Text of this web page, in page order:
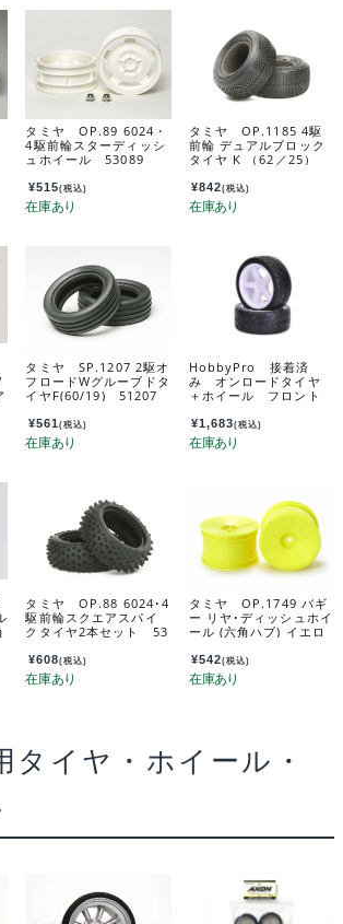
タミヤ OP.89 6024・
4駆前輪スターディッシ
ュホイール 53089
¥515(税込)
タミヤ OP.1185 4駆
前輪 デュアルブロック
タイヤ K （62／25）
¥842(税込)
タミヤ SP.1207 2駆オ
フロードWグルーブドタ
イヤF(60/19) 51207
¥561(税込)
HobbyPro 接着済
み オンロードタイヤ
＋ホイール フロント
¥1,683(税込)
タミヤ OP.88 6024･4
駆前輪スクエアスパイ
クタイヤ2本セット 53
¥608(税込)
タミヤ OP.1749 バギ
ー リヤ･ディッシュホイ
ール (六角ハブ) イエロ
¥542(税込)
タイヤ・ホイール・